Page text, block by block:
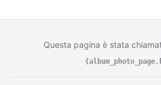
Questa pagina è stata